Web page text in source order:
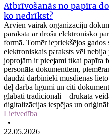
Atbrīvošanās no papīra
ko nedrīkst?
Arvien vairāk organizāciju
paraksta ar drošu elektronisko
formā. Tomēr iepriekšējos gados
elektroniskais paraksts vēl
joprojām ir pieejami tikai papīra
personāla dokumentiem,
daudzi darbinieki mūsdienās
dēļ darba līgumi un citi
glabāti tradicionāli – drukātā
digitalizācijas iespējas un
Lietvedība
•
22.05.2026